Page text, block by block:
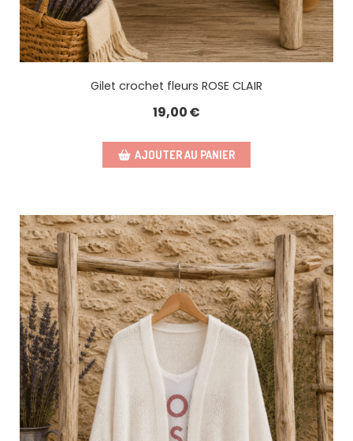
Gilet crochet fleurs ROSE CLAIR
19,00€
AJOUTER AU PANIER